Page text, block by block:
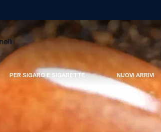
PER SIGARO E SIGARETTE NUOVI ARRIVI